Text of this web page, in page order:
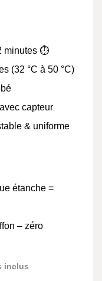
minutes ⏱️
(32 °C à 50 °C)
capteur
& uniforme
étanche =
– zéro
inclus